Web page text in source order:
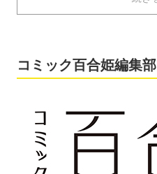
芸小説コンテストがあるな
コミック百合姫編集